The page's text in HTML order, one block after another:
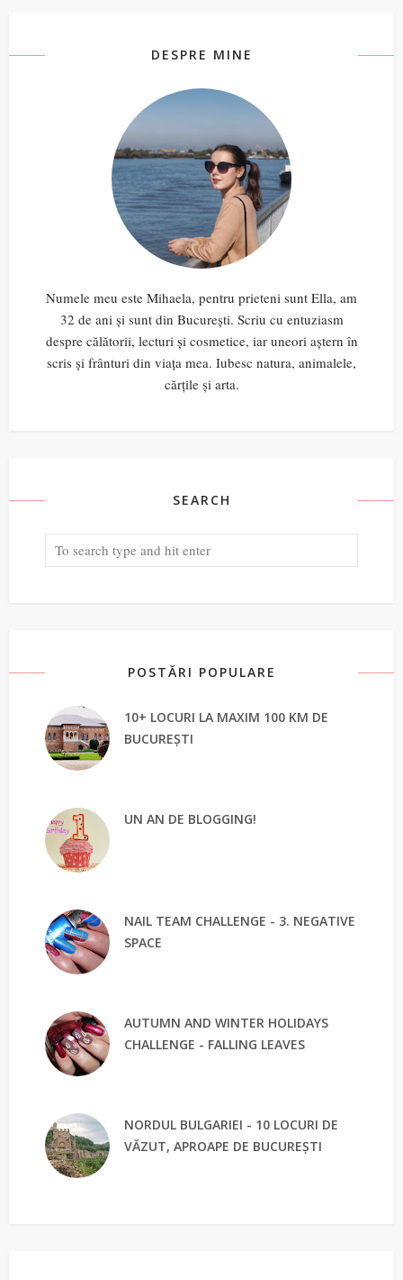
DESPRE MINE
Numele meu este Mihaela, pentru prieteni sunt Ella, am
32 de ani și sunt din București. Scriu cu entuziasm
despre călătorii, lecturi și cosmetice, iar uneori aștern în
scris și frânturi din viața mea. Iubesc natura, animalele,
cărțile și arta.
SEARCH
POSTĂRI POPULARE
10+ LOCURI LA MAXIM 100 KM DE
BUCUREȘTI
UN AN DE BLOGGING!
NAIL TEAM CHALLENGE - 3. NEGATIVE
SPACE
AUTUMN AND WINTER HOLIDAYS
CHALLENGE - FALLING LEAVES
NORDUL BULGARIEI - 10 LOCURI DE
VĂZUT, APROAPE DE BUCUREȘTI